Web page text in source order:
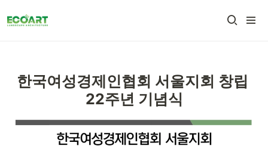
한국여성경제인협회 서울지회 창립
22주년 기념식